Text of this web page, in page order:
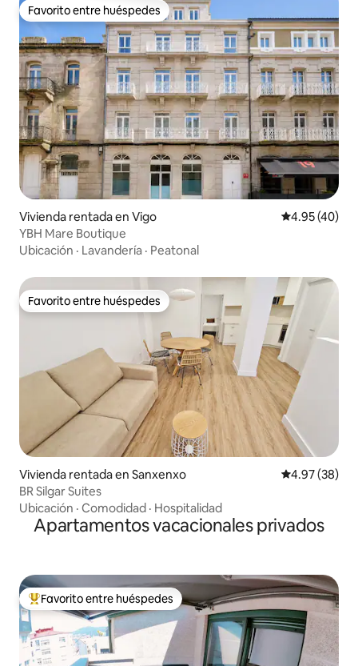
Favorito entre huéspedes
Favorito entre huéspedes
Vivienda rentada en Vigo Calificación
4.95 (40)
YBH Mare Boutique
Ubicación · Lavandería · Peatonal
Favorito entre huéspedes
Favorito entre huéspedes
Vivienda rentada en Sanxenxo Calificación
4.97 (38)
BR Silgar Suites
Ubicación · Comodidad · Hospitalidad
Apartamentos vacacionales privados
Favorito entre huéspedes preferido
Favorito entre huéspedes